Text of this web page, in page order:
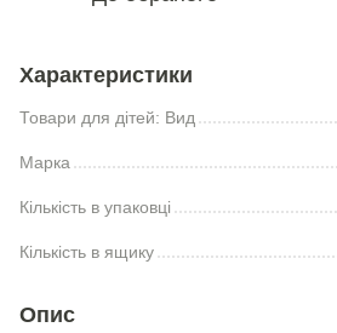
Характеристики
Товари для дiтей: Вид
Марка
Кількість в упаковці
Кількість в ящику
Опис